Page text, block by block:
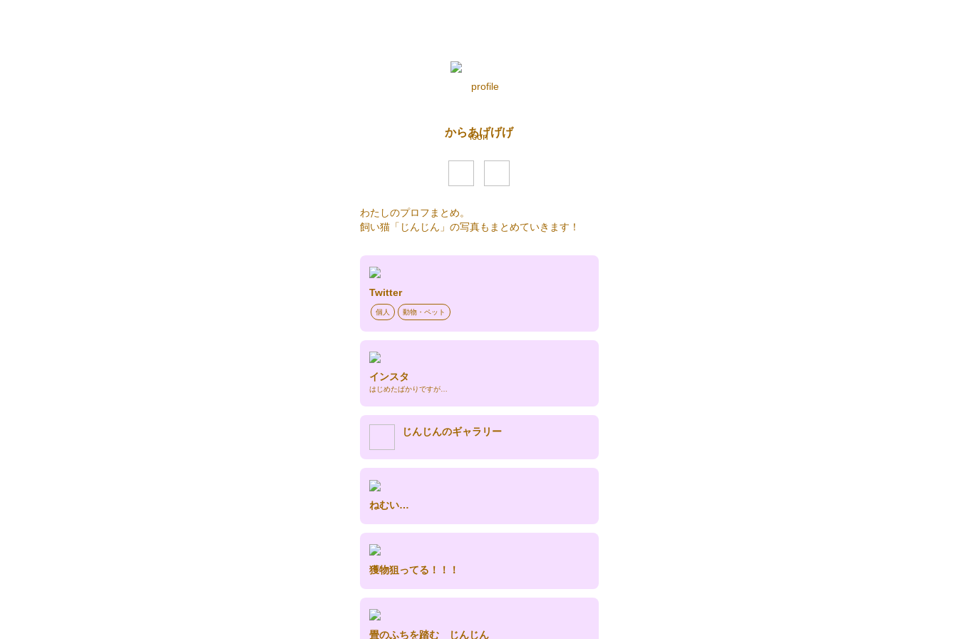
からあげげげ
わたしのプロフまとめ。
飼い猫「じんじん」の写真もまとめていきます！
Twitter
個人 動物・ペット
インスタ
はじめたばかりですが…
じんじんのギャラリー
ねむい…
獲物狙ってる！！！
畳のふちを踏む じんじん